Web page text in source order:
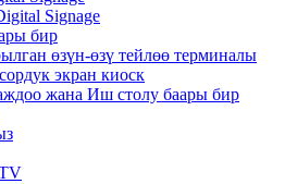
Signage
бир
өзүн-өзү тейлөө терминалы
экран киоск
жана Иш столу баары бир